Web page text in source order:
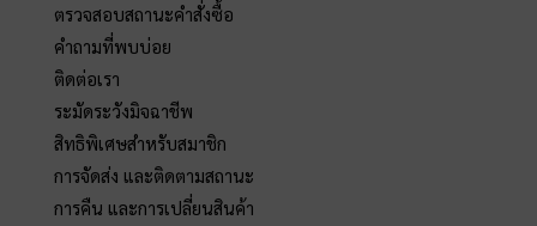
ตรวจสอบสถานะคำสั่งซื้อ
คำถามที่พบบ่อย
ติดต่อเรา
ระมัดระวังมิจฉาชีพ
สิทธิพิเศษสำหรับสมาชิก
การจัดส่ง และติดตามสถานะ
การคืน และการเปลี่ยนสินค้า